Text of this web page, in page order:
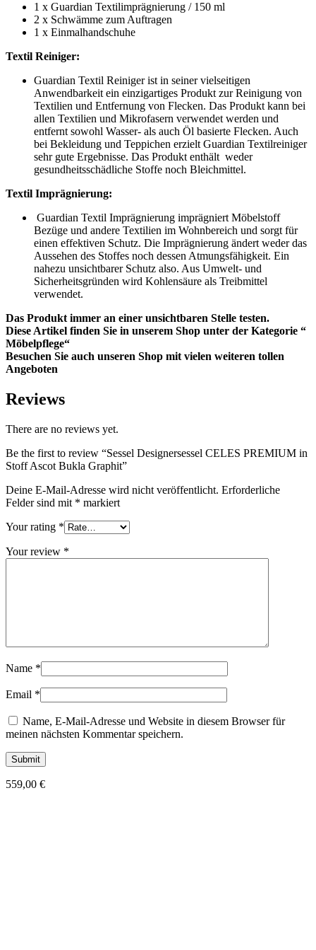
1 x Guardian Textilimprägnierung / 150 ml
2 x Schwämme zum Auftragen
1 x Einmalhandschuhe
Textil Reiniger:
Guardian Textil Reiniger ist in seiner vielseitigen
Anwendbarkeit ein einzigartiges Produkt zur Reinigung von
Textilien und Entfernung von Flecken. Das Produkt kann bei
allen Textilien und Mikrofasern verwendet werden und
entfernt sowohl Wasser- als auch Öl basierte Flecken. Auch
bei Bekleidung und Teppichen erzielt Guardian Textilreiniger
sehr gute Ergebnisse. Das Produkt enthält weder
gesundheitsschädliche Stoffe noch Bleichmittel.
Textil Imprägnierung:
Guardian Textil Imprägnierung imprägniert Möbelstoff
Bezüge und andere Textilien im Wohnbereich und sorgt für
einen effektiven Schutz. Die Imprägnierung ändert weder das
Aussehen des Stoffes noch dessen Atmungsfähigkeit. Ein
nahezu unsichtbarer Schutz also. Aus Umwelt- und
Sicherheitsgründen wird Kohlensäure als Treibmittel
verwendet.
Das Produkt immer an einer unsichtbaren Stelle testen.
Diese Artikel finden Sie in unserem Shop unter der Kategorie “
Möbelpflege“
Besuchen Sie auch unseren Shop mit vielen weiteren tollen
Angeboten
Reviews
There are no reviews yet.
Be the first to review “Sessel Designersessel CELES PREMIUM in
Stoff Ascot Bukla Graphit”
Deine E-Mail-Adresse wird nicht veröffentlicht. Erforderliche
Felder sind mit * markiert
Your rating *
Your review *
Name *
Email *
Name, E-Mail-Adresse und Website in diesem Browser für
meinen nächsten Kommentar speichern.
559,00 €